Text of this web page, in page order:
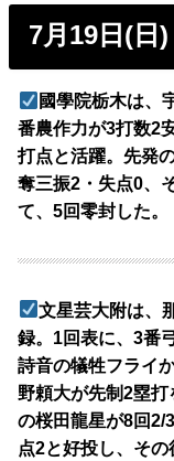
7月19日(日
國學院栃木は、
番農作力が3打数2
打点と活躍。先発
奪三振2・失点0、
て、5回零封した。
文星芸大附は、
録。1回表に、3番
詩音の犠牲フライ
野頼大が先制2塁
の桜田龍星が8回2/
点2と好投し、その